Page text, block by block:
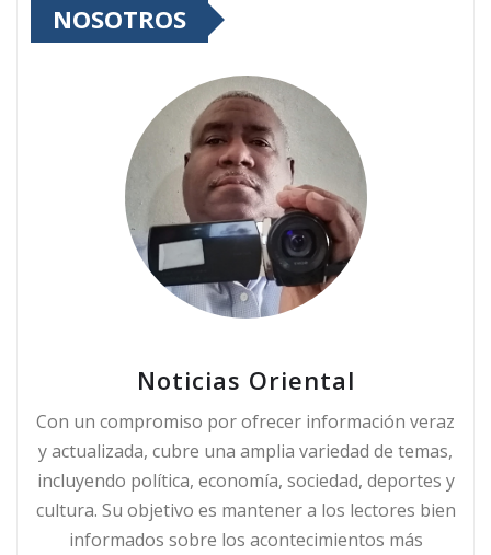
NOSOTROS
Noticias Oriental
Con un compromiso por ofrecer información veraz
y actualizada, cubre una amplia variedad de temas,
incluyendo política, economía, sociedad, deportes y
cultura. Su objetivo es mantener a los lectores bien
informados sobre los acontecimientos más